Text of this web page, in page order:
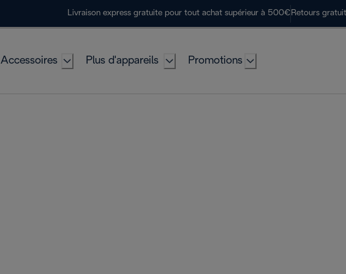
Livraison express gratuite pour tout achat supérieur à 500€ Retours
Accessoires Plus d'appareils Promotions